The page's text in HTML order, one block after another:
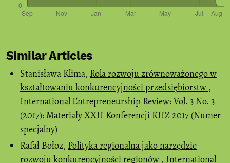
Similar Articles
Stanisława Klima, Rola rozwoju zrównoważonego w
kształtowaniu konkurencyjności przedsiębiorstw ,
International Entrepreneurship Review: Vol. 3 No. 3
(2017): Materiały XXII Konferencji KHZ 2017 (Numer
specjalny)
Rafał Bołoz, Polityka regionalna jako narzędzie
rozwoju konkurencyjności regionów , International